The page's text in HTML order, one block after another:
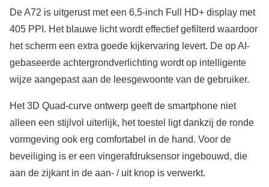
De A72 is uitgerust met een 6,5-inch Full HD+ display met
405 PPI. Het blauwe licht wordt effectief gefilterd waardoor
het scherm een extra goede kijkervaring levert. De op AI-
gebaseerde achtergrondverlichting wordt op intelligente
wijze aangepast aan de leesgewoonte van de gebruiker.
Het 3D Quad-curve ontwerp geeft de smartphone niet
alleen een stijlvol uiterlijk, het toestel ligt dankzij de ronde
vormgeving ook erg comfortabel in de hand. Voor de
beveiliging is er een vingerafdruksensor ingebouwd, die
aan de zijkant in de aan- / uit knop is verwerkt.